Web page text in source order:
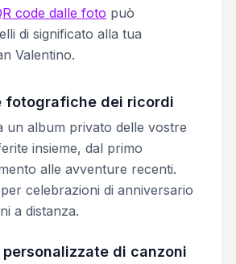
code dalle foto può
di significato alla tua
Valentino.
fotografiche dei ricordi
un album privato delle vostre
insieme, dal primo
alle avventure recenti.
celebrazioni di anniversario
a distanza.
di canzoni